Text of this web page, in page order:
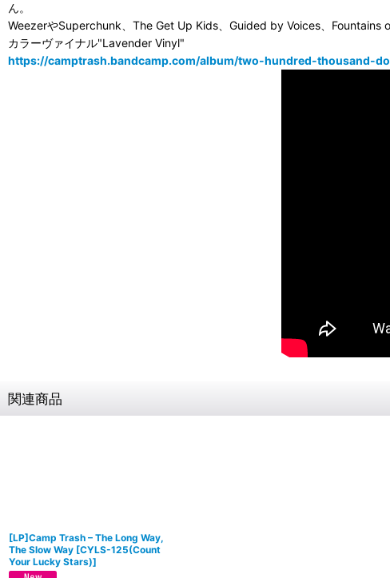
ん。
WeezerやSuperchunk、The Get Up Kids、Guided by Voices、Fountains
カラーヴァイナル"Lavender Vinyl"
https://camptrash.bandcamp.com/album/two-hundred-thousand-
関連商品
[LP]Camp Trash – The Long Way,
The Slow Way [CYLS-125(Count
Your Lucky Stars)]